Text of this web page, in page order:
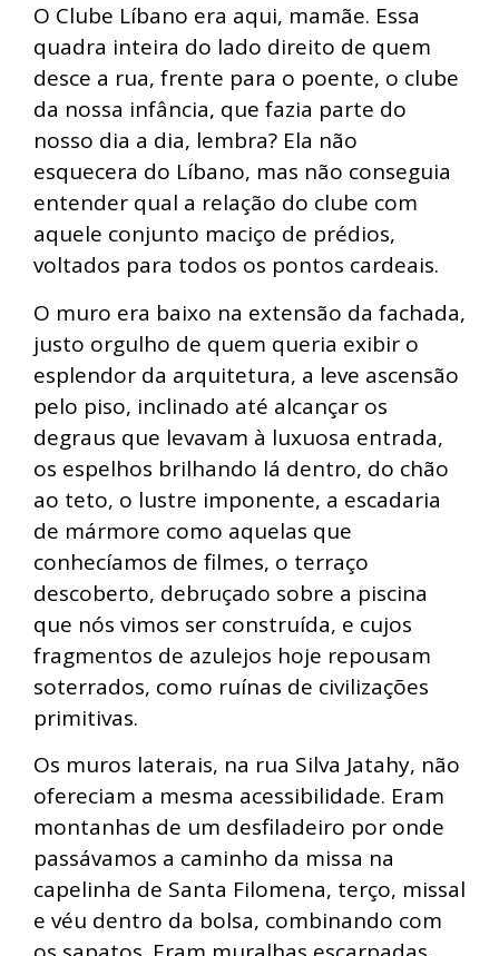
O Clube Líbano era aqui, mamãe. Essa
quadra inteira do lado direito de quem
desce a rua, frente para o poente, o clube
da nossa infância, que fazia parte do
nosso dia a dia, lembra? Ela não
esquecera do Líbano, mas não conseguia
entender qual a relação do clube com
aquele conjunto maciço de prédios,
voltados para todos os pontos cardeais.
O muro era baixo na extensão da fachada,
justo orgulho de quem queria exibir o
esplendor da arquitetura, a leve ascensão
pelo piso, inclinado até alcançar os
degraus que levavam à luxuosa entrada,
os espelhos brilhando lá dentro, do chão
ao teto, o lustre imponente, a escadaria
de mármore como aquelas que
conhecíamos de filmes, o terraço
descoberto, debruçado sobre a piscina
que nós vimos ser construída, e cujos
fragmentos de azulejos hoje repousam
soterrados, como ruínas de civilizações
primitivas.
Os muros laterais, na rua Silva Jatahy, não
ofereciam a mesma acessibilidade. Eram
montanhas de um desfiladeiro por onde
passávamos a caminho da missa na
capelinha de Santa Filomena, terço, missal
e véu dentro da bolsa, combinando com